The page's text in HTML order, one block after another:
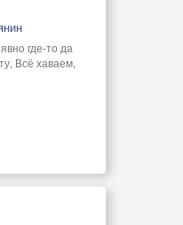
где-то да
Всё хаваем,